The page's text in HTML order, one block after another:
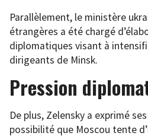
Parallèlement, le ministère
étrangères a été chargé
diplomatiques visant à
dirigeants de Minsk.
Pression
De plus, Zelensky a exprimé
possibilité que Moscou tente